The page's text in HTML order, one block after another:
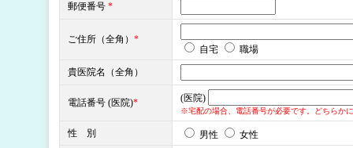
郵便番号 *
ご住所（全角） *
自宅
職場
貴医院名（全角）
電話番号 (医院)* (医院)
※宅配の場合、電話番号が必要です。どちらか
性 別 男性 女性